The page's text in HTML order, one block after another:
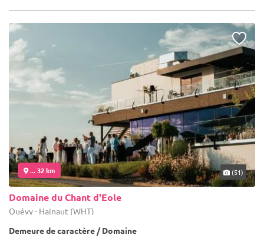
... 32 km (51)
Domaine du Chant d'Eole
Quévy - Hainaut (WHT)
Demeure de caractère / Domaine